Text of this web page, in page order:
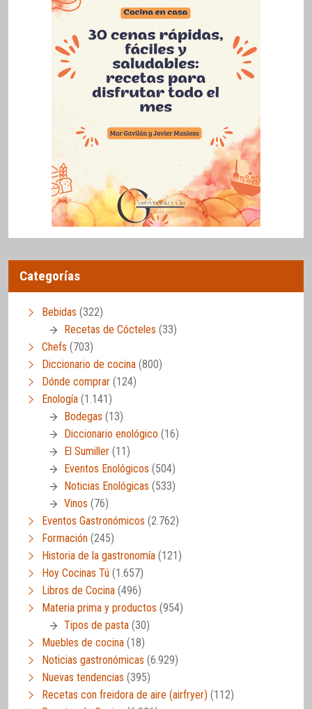
Categorías
Bebidas (322)
Recetas de Cócteles (33)
Chefs (703)
Diccionario de cocina (800)
Dónde comprar (124)
Enología (1.141)
Bodegas (13)
Diccionario enológico (16)
El Sumiller (11)
Eventos Enológicos (504)
Noticias Enológicas (533)
Vinos (76)
Eventos Gastronómicos (2.762)
Formación (245)
Historia de la gastronomía (121)
Hoy Cocinas Tú (1.657)
Libros de Cocina (496)
Materia prima y productos (954)
Tipos de pasta (30)
Muebles de cocina (18)
Noticias gastronómicas (6.929)
Nuevas tendencias (395)
Recetas con freidora de aire (airfryer) (112)